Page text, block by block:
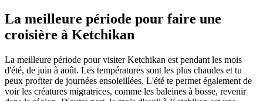
La meilleure période pour faire une
croisière à Ketchikan
La meilleure période pour visiter Ketchikan est pendant les mois
d'été, de juin à août. Les températures sont les plus chaudes et tu
peux profiter de journées ensoleillées. L'été te permet également de
voir les créatures migratrices, comme les baleines à bosse, revenir